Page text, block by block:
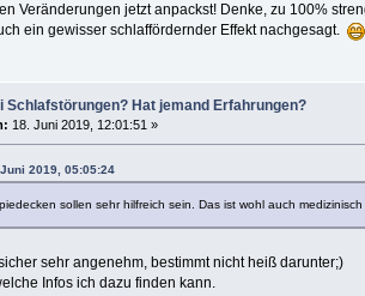
Veränderungen jetzt anpackst! Denke, zu 100%
ein gewisser schlaffördernder Effekt nachgesagt.
Schlafstörungen? Hat jemand Erfahrungen?
18. Juni 2019, 12:01:51 »
2019, 05:05:24
sollen sehr hilfreich sein. Das ist wohl auch
sehr angenehm, bestimmt nicht heiß darunter;)
Infos ich dazu finden kann.